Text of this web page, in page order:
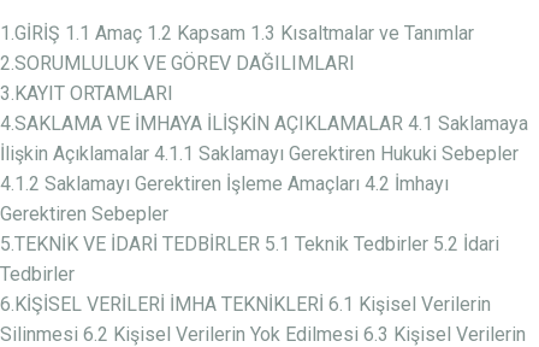
1.GİRİŞ 1.1 Amaç 1.2 Kapsam 1.3 Kısaltmalar ve Tanımlar
2.SORUMLULUK VE GÖREV DAĞILIMLARI
3.KAYIT ORTAMLARI
4.SAKLAMA VE İMHAYA İLİŞKİN AÇIKLAMALAR 4.1 Saklamaya
İlişkin Açıklamalar 4.1.1 Saklamayı Gerektiren Hukuki Sebepler
4.1.2 Saklamayı Gerektiren İşleme Amaçları 4.2 İmhayı
Gerektiren Sebepler
5.TEKNİK VE İDARİ TEDBİRLER 5.1 Teknik Tedbirler 5.2 İdari
Tedbirler
6.KİŞİSEL VERİLERİ İMHA TEKNİKLERİ 6.1 Kişisel Verilerin
Silinmesi 6.2 Kişisel Verilerin Yok Edilmesi 6.3 Kişisel Verilerin